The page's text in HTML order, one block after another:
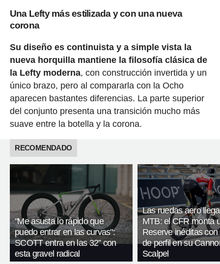
Una Lefty más estilizada y con una nueva
corona
Su diseño es continuista y a simple vista la
nueva horquilla mantiene la filosofía clásica de
la Lefty moderna, con construcción invertida y un
único brazo, pero al compararla con la Ocho
aparecen bastantes diferencias. La parte superior
del conjunto presenta una transición mucho más
suave entre la botella y la corona.
RECOMENDADO
"Me asusta lo rápido que
puedo entrar en las curvas":
SCOTT entra en las 32” con
esta gravel radical
Las ruedas aero
MTB: el CFR monta
Reserve inéditas
de perfil en su
Scalpel